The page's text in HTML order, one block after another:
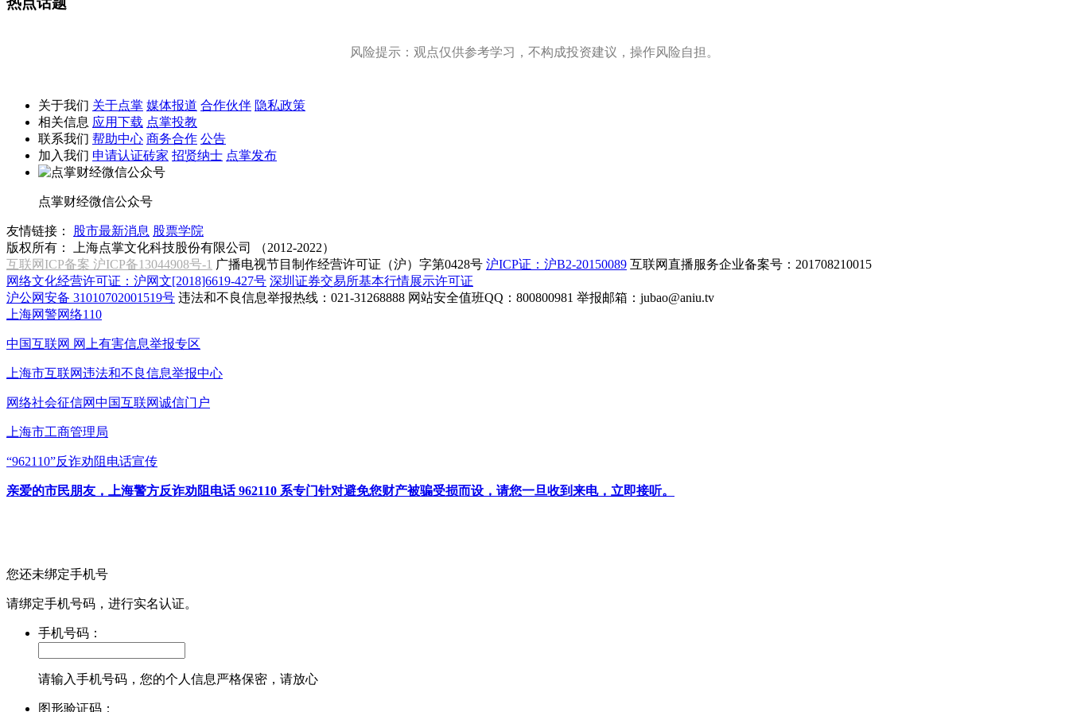
风险提示：观点仅供参考学习，不构成投资建议，操作风险自担。
关于我们 关于点掌 媒体报道 合作伙伴 隐私政策
相关信息 应用下载 点掌投教
联系我们 帮助中心 商务合作 公告
加入我们 申请认证砖家 招贤纳士 点掌发布
点掌财经微信公众号
友情链接： 股市最新消息 股票学院
版权所有：
上海点掌文化科技股份有限公司 （2012-2022）
互联网ICP备案 沪ICP备13044908号-1 广播电视节目制作经营许可证（沪）字第0428号 沪ICP证：沪B2-20150089 互联网直播服务企业备案号：201708210015
网络文化经营许可证：沪网文[2018]6619-427号 深圳证券交易所基本行情展示许可证
沪公网安备 31010702001519号 违法和不良信息举报热线：021-31268888 网站安全值班QQ：800800981 举报邮箱： jubao@aniu.tv
上海网警网络110
中国互联网 网上有害信息举报专区
上海市互联网违法和不良信息举报中心
网络社会征信网中国互联网诚信门户
上海市工商管理局
“962110”反诈劝阻电话宣传
亲爱的市民朋友，上海警方反诈劝阻电话 962110 系专门针对避免您财产被骗受损而设，请您一旦收到来电，立即接听。
您还未绑定手机号
请绑定手机号码，进行实名认证。
手机号码：
请输入手机号码，您的个人信息严格保密，请放心
图形验证码：